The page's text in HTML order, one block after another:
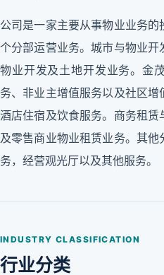
公司是一家主要从事物业业务
个分部运营业务。城市与物业开
物业开发及土地开发业务。金
务、非业主增值服务以及社区
酒店住宿及饮食服务。商务租
及零售商业物业租赁业务。其
务，经营观光厅以及其他服务。
INDUSTRY CLASSIFICATION
行业分类